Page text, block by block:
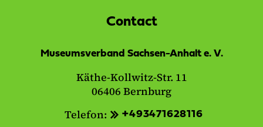
Contact
Museumsverband Sachsen-Anhalt e. V.
Käthe-Kollwitz-Str. 11
06406 Bernburg
Telefon:
+493471628116